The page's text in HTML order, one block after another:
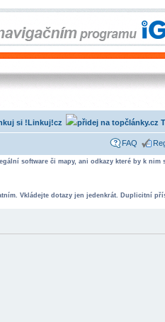
Linkuj!cz
FAQ
software či mapy, ani odkazy které by k nim
Vkládejte dotazy jen jedenkrát. Duplicitní